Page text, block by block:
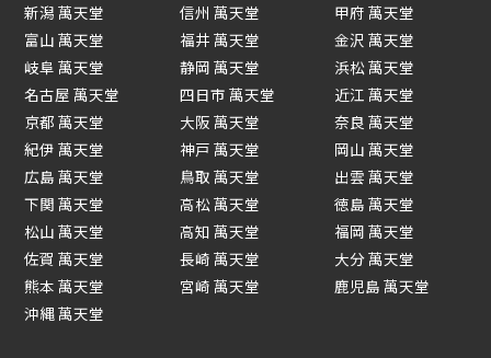
新潟 萬天堂
信州 萬天堂
甲府 萬天堂
富山 萬天堂
福井 萬天堂
金沢 萬天堂
岐阜 萬天堂
静岡 萬天堂
浜松 萬天堂
名古屋 萬天堂
四日市 萬天堂
近江 萬天堂
京都 萬天堂
大阪 萬天堂
奈良 萬天堂
紀伊 萬天堂
神戸 萬天堂
岡山 萬天堂
広島 萬天堂
鳥取 萬天堂
出雲 萬天堂
下関 萬天堂
高松 萬天堂
徳島 萬天堂
松山 萬天堂
高知 萬天堂
福岡 萬天堂
佐賀 萬天堂
長崎 萬天堂
大分 萬天堂
熊本 萬天堂
宮崎 萬天堂
鹿児島 萬天堂
沖縄 萬天堂